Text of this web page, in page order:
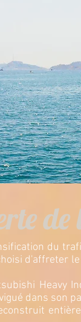
du
d'affreter
Heavy
dans son